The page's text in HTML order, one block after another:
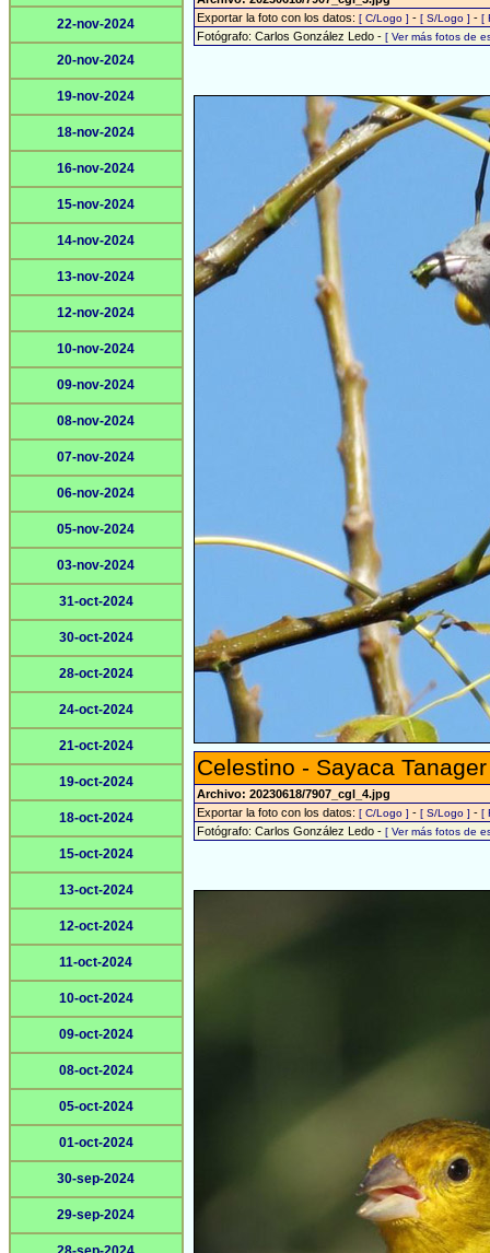
22-nov-2024
20-nov-2024
19-nov-2024
18-nov-2024
16-nov-2024
15-nov-2024
14-nov-2024
13-nov-2024
12-nov-2024
10-nov-2024
09-nov-2024
08-nov-2024
07-nov-2024
06-nov-2024
05-nov-2024
03-nov-2024
31-oct-2024
30-oct-2024
28-oct-2024
24-oct-2024
21-oct-2024
19-oct-2024
18-oct-2024
15-oct-2024
13-oct-2024
12-oct-2024
11-oct-2024
10-oct-2024
09-oct-2024
08-oct-2024
05-oct-2024
01-oct-2024
30-sep-2024
29-sep-2024
Exportar la foto con los datos: [ C/Logo ] - [ S/Logo ] - [
Fotógrafo: Carlos González Ledo - [ Ver más fotos de
Celestino - Sayaca
Archivo: 20230618/7907_cgl_4.jpg
Exportar la foto con los datos: [ C/Logo ] - [ S/Logo ] - [
Fotógrafo: Carlos González Ledo - [ Ver más fotos de